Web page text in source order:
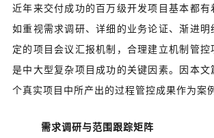
近年来交付成功的百万级开发项目基本都
如重视需求调研、详细的业务论证、渐进明
定的项目会议汇报机制，合理建立机制管控
是中大型复杂项目成功的关键因素。因本
个真实项目中所产出的过程管控成果作为案例
需求调研与范围跟踪矩阵